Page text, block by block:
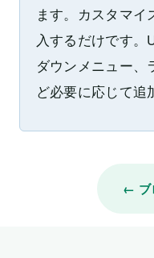
ます。カスタマ
入するだけです。
ダウンメニュー、
ど必要に応じて追
← ブ